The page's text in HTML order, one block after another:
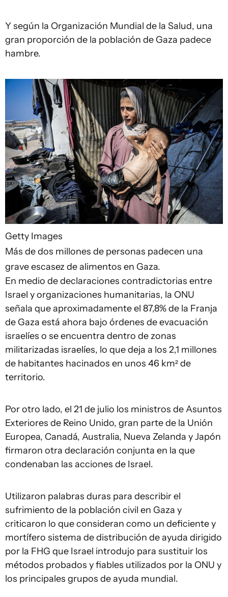
Y según la Organización Mundial de la Salud, una
gran proporción de la población de Gaza padece
hambre.
Getty Images
Más de dos millones de personas padecen una
grave escasez de alimentos en Gaza.
En medio de declaraciones contradictorias entre
Israel y organizaciones humanitarias, la ONU
señala que aproximadamente el 87,8% de la Franja
de Gaza está ahora bajo órdenes de evacuación
israelíes o se encuentra dentro de zonas
militarizadas israelíes, lo que deja a los 2,1 millones
de habitantes hacinados en unos 46 km² de
territorio.
Por otro lado, el 21 de julio los ministros de Asuntos
Exteriores de Reino Unido, gran parte de la Unión
Europea, Canadá, Australia, Nueva Zelanda y Japón
firmaron otra declaración conjunta en la que
condenaban las acciones de Israel.
Utilizaron palabras duras para describir el
sufrimiento de la población civil en Gaza y
criticaron lo que consideran como un deficiente y
mortífero sistema de distribución de ayuda dirigido
por la FHG que Israel introdujo para sustituir los
métodos probados y fiables utilizados por la ONU y
los principales grupos de ayuda mundial.